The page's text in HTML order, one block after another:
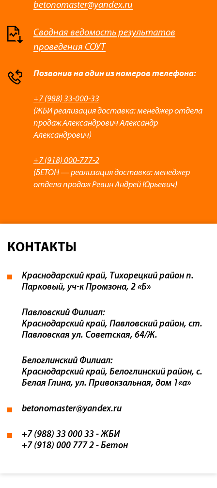
betonomaster@yandex.ru
Сводная ведомость результатов
проведения СОУТ
Позвонив на один из номеров телефона:
+7 (988) 33-000-33
(ЖБИ реализация доставка: менеджер отдела
продаж Александрович Александр
Александрович)
+7 (918) 000-777-2
(БЕТОН — реализация доставка: менеджер
отдела продаж Ревин Андрей Юрьевич)
КОНТАКТЫ
Краснодарский край, Тихорецкий район п.
Парковый, уч-к Промзона, 2 «Б»
Павловский Филиал:
Краснодарский край, Павловский район, ст.
Павловская ул. Советская, 64/Ж.
Белоглинский Филиал:
Краснодарский край, Белоглинский район, с.
Белая Глина, ул. Привокзальная, дом 1«а»
betonomaster@yandex.ru
+7 (988) 33 000 33 - ЖБИ
+7 (918) 000 777 2 - Бетон